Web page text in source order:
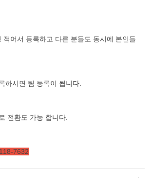
적어서 등록하고 다른 분들도 동시에 본인들
하시면 팀 등록이 됩니다.
전환도 가능 합니다.
7632